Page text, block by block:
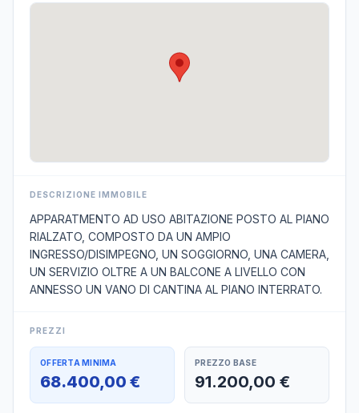
DESCRIZIONE IMMOBILE
APPARATMENTO AD USO ABITAZIONE POSTO AL PIANO
RIALZATO, COMPOSTO DA UN AMPIO
INGRESSO/DISIMPEGNO, UN SOGGIORNO, UNA CAMERA,
UN SERVIZIO OLTRE A UN BALCONE A LIVELLO CON
ANNESSO UN VANO DI CANTINA AL PIANO INTERRATO.
PREZZI
OFFERTA MINIMA
68.400,00 €
PREZZO BASE
91.200,00 €